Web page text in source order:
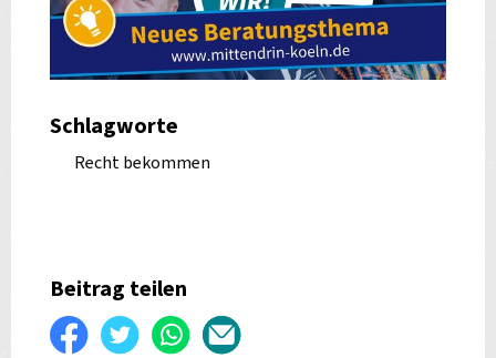
Schlagworte
Recht bekommen
Beitrag teilen
Auf
Twittern WhatsApp